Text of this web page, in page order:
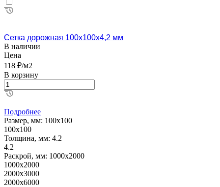
Сетка дорожная 100х100х4,2 мм
В наличии
Цена
118 ₽/м2
В корзину
Подробнее
Размер, мм: 100х100
100х100
Толщина, мм: 4.2
4.2
Раскрой, мм: 1000х2000
1000х2000
2000х3000
2000х6000